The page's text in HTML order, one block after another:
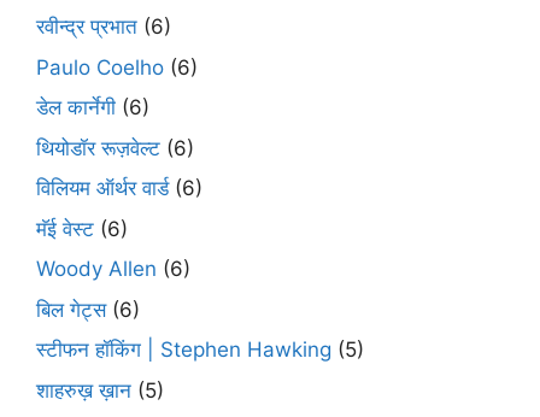
रवीन्द्र प्रभात (6)
Paulo Coelho (6)
डेल कार्नेगी (6)
थियोडॉर रूज़वेल्ट (6)
विलियम ऑर्थर वार्ड(6)
मॅई वेस्ट (6)
Woody Allen (6)
बिल गेट्स(6)
स्टीफन हॉकिंग | Stephen Hawking (5)
शाहरुख़ ख़ान (5)